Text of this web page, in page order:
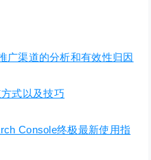
广渠道的分析和有效性归因
式以及技巧
Console终极最新使用指